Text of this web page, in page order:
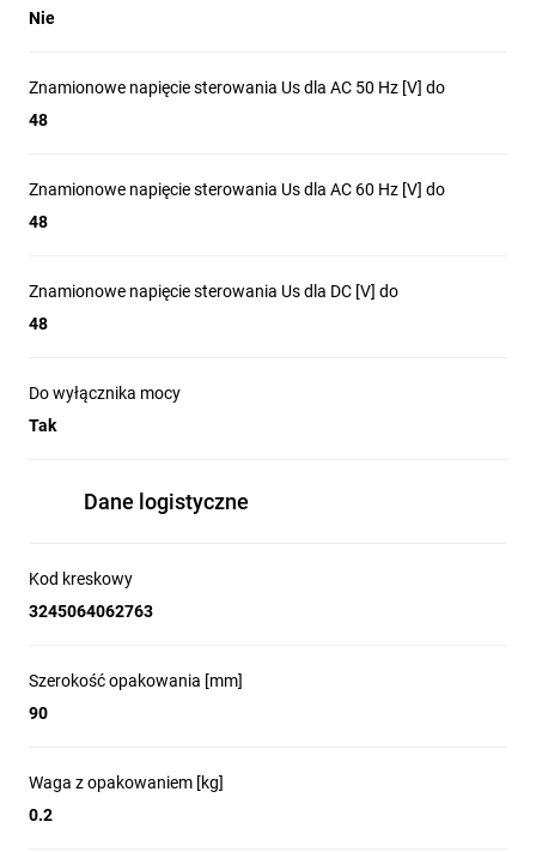
Nie
Znamionowe napięcie sterowania Us dla AC 50 Hz [V] do
48
Znamionowe napięcie sterowania Us dla AC 60 Hz [V] do
48
Znamionowe napięcie sterowania Us dla DC [V] do
48
Do wyłącznika mocy
Tak
Dane logistyczne
Kod kreskowy
3245064062763
Szerokość opakowania [mm]
90
Waga z opakowaniem [kg]
0.2